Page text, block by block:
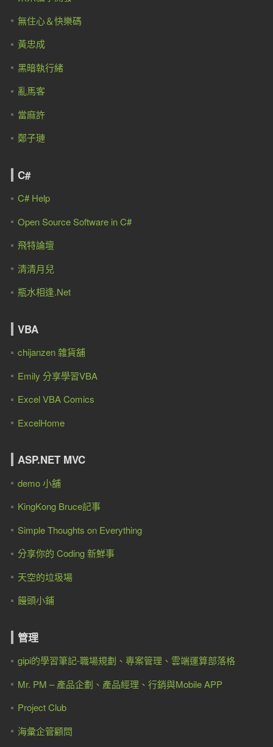
無住心＆快樂碼
黃忠成
黑暗執行緒
亂馬客
當麻許
鄭子璉
C#
C# Help
Open Source Software in C#
飛特論壇
清清月兒
瓶水相逢.Net
VBA
chijanzen 雜貨舖
Emily 分享學習VBA
Excel VBA Comics
ExcelHome
ASP.NET MVC
demo 小舖
KingKong Bruce記事
Simple Thoughts on Everything
分享你的 Coding 新鮮事
天空的垃圾場
饅頭小鋪
管理
gipi的學習筆記-職場規劃、專案管理、雲端運算部落格
Mr. PM – 產品企劃、產品經理、行銷與Mobile APP
Project Club
海彙企管顧問